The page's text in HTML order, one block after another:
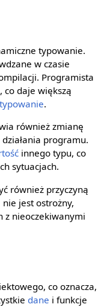
typowanie.
w czasie
Programista
co daje większą
.
również zmianę
programu.
innego typu, co
sytuacjach.
również przyczyną
jest ostrożny,
z nieoczekiwanymi
co oznacza,
dane i funkcje